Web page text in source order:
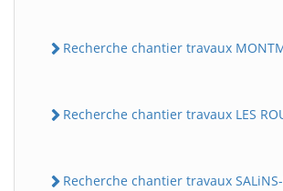
Recherche chantier travaux
Recherche chantier travaux LES
Recherche chantier travaux SALiNS-